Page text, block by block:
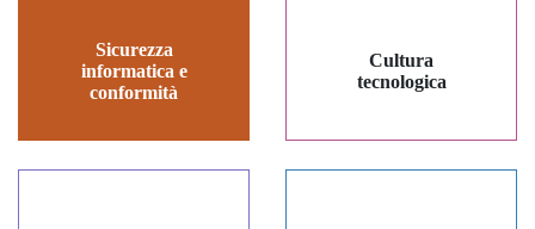
Sicurezza
informatica e
conformità
Cultura
tecnologica